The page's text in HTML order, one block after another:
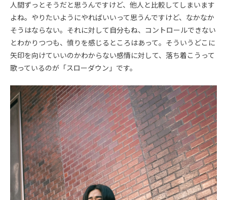
人間ずっとそうだと思うんですけど、他人と比較してしまいます
よね。やりたいようにやればいいって思うんですけど、なかなか
そうはならない。それに対して自分もね、コントロールできない
とわかりつつも、憤りを感じるところはあって。そういうどこに
矢印を向けていいのかわからない感情に対して、落ち着こうって
歌っているのが「スローダウン」です。